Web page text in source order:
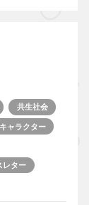
共生社会
キャラクター
レター